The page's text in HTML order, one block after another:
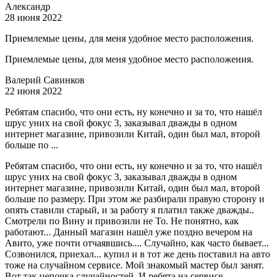
Александр
28 июня 2022
Приемлемые цены, для меня удобное место расположения.
Приемлемые цены, для меня удобное место расположения.
Валерий Савинков
22 июня 2022
Ребятам спасибо, что они есть, ну конечно и за то, что нашёл
шрус уних на свой фокус 3, заказывал дважды в одном
интернет магазине, привозили Китай, один был мал, второй
больше по ...
Ребятам спасибо, что они есть, ну конечно и за то, что нашёл
шрус уних на свой фокус 3, заказывал дважды в одном
интернет магазине, привозили Китай, один был мал, второй
больше по размеру. При этом же разбирали правую сторону и
опять ставили старый, и за работу я платил также дважды..
Смотрели по Вину и привозили не То. Не понятно, как
работают... Данный магазин нашёл уже поздно вечером на
Авито, уже почти отчаявшись.... Случайно, как часто бывает...
Созвонился, приехал... купил и в тот же день поставил на авто
тоже на случайном сервисе. Мой знакомый мастер был занят.